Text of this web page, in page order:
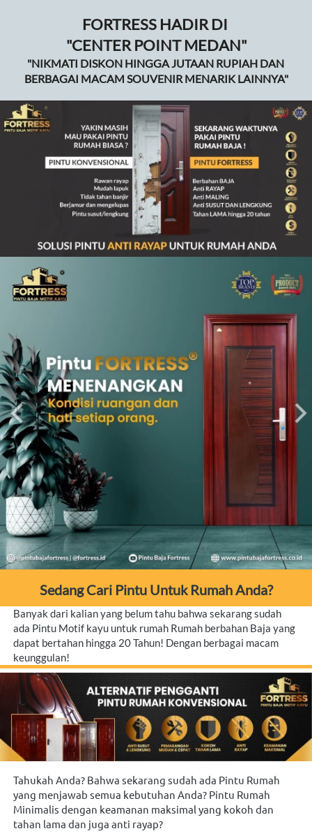
FORTRESS HADIR DI
"CENTER POINT MEDAN"
"NIKMATI DISKON HINGGA JUTAAN RUPIAH DAN
BERBAGAI MACAM SOUVENIR MENARIK LAINNYA"
Sedang Cari Pintu Untuk Rumah Anda?
Banyak dari kalian yang belum tahu bahwa sekarang sudah
ada Pintu Motif kayu untuk rumah Rumah berbahan Baja yang
dapat bertahan hingga 20 Tahun! Dengan berbagai macam
keunggulan!
Tahukah Anda? Bahwa sekarang sudah ada Pintu Rumah
yang menjawab semua kebutuhan Anda? Pintu Rumah
Minimalis dengan keamanan maksimal yang kokoh dan
tahan lama dan juga anti rayap?